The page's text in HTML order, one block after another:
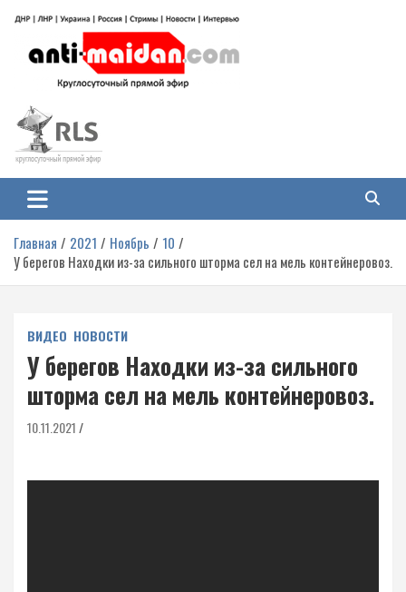
содержимому
Антимайдан: Гражданская война
на Украине
гражданской войне на Украине, включая события в Новороссии, ДНР,
ЛНР и других регионах.
Главная 2021 Ноябрь
10
У берегов Находки из-за сильного шторма сел на мель контейнеровоз.
ВИДЕО НОВОСТИ
У берегов Находки из-за сильного
шторма сел на мель контейнеровоз.
10.11.2021